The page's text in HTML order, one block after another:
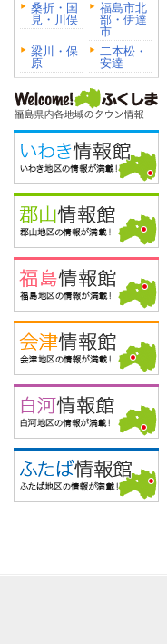
桑折・国
見・川俣
福島市北
部・伊達
市
梁川・保
原
二本松・
安達